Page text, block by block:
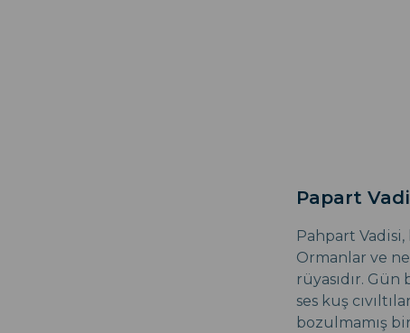
Papart
Pahpart
Ormanlar ve
rüyasıdır.
ses kuş
bozulmamış